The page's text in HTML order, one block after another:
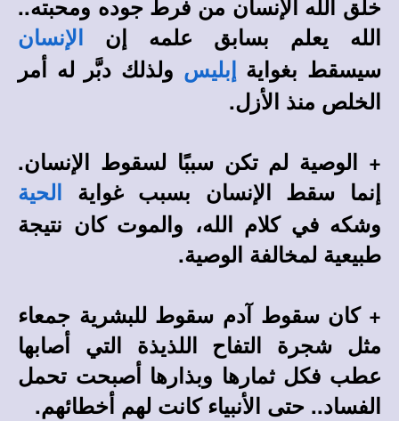
خلق الله الإنسان من فرط جوده ومحبته..
الله يعلم بسابق علمه إن
الإنسان
سيسقط بغواية إبليس ولذلك دبَّر له أمر
الخلص منذ الأزل.
+ الوصية لم تكن سببًا لسقوط الإنسان.
إنما سقط الإنسان بسبب غواية
الحية
وشكه في كلام الله، والموت كان نتيجة
طبيعية لمخالفة الوصية.
+ كان سقوط آدم سقوط للبشرية جمعاء
مثل شجرة التفاح اللذيذة التي أصابها
عطب فكل ثمارها وبذارها أصبحت تحمل
الفساد.. حتى الأنبياء كانت لهم أخطائهم.